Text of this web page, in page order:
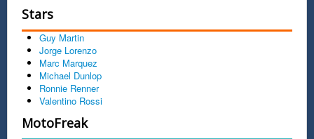
Stars
Guy Martin
Jorge Lorenzo
Marc Marquez
Michael Dunlop
Ronnie Renner
Valentino Rossi
MotoFreak